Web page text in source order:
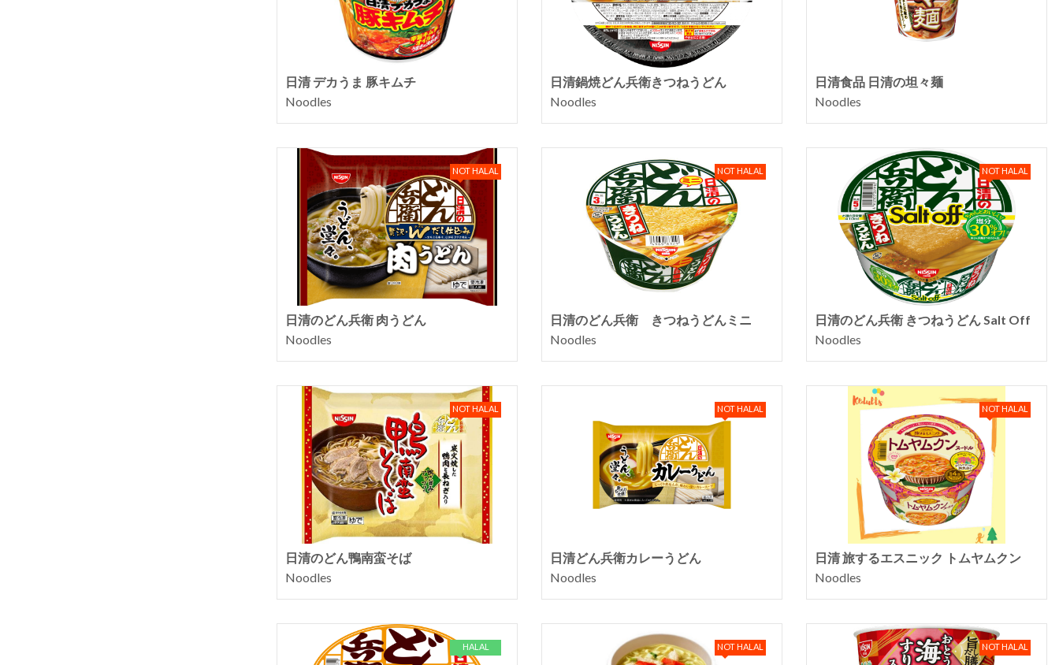
日清 デカうま 豚キムチ
Noodles
日清鍋焼どん兵衛きつねうどん
Noodles
日清食品 日清の坦々麺
Noodles
NOT HALAL
日清のどん兵衛 肉うどん
Noodles
NOT HALAL
日清のどん兵衛 きつねうどんミニ
Noodles
NOT HALAL
日清のどん兵衛 きつねうどん Salt Off
Noodles
NOT HALAL
日清のどん鴨南蛮そば
Noodles
NOT HALAL
日清どん兵衛カレーうどん
Noodles
NOT HALAL
日清 旅するエスニック トムヤムクン
Noodles
HALAL NOT HALAL NOT HALAL